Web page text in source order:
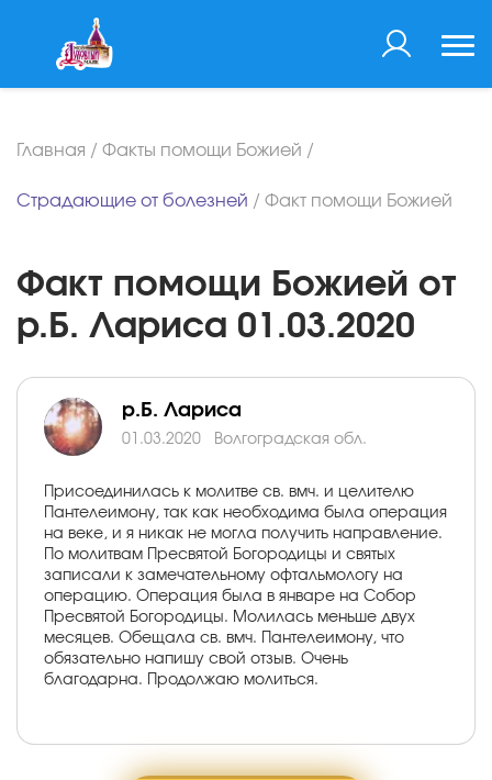
Главная / Факты помощи Божией /
Страдающие от болезней / Факт помощи Божией
Факт помощи Божией от
р.Б. Лариса 01.03.2020
р.Б. Лариса
01.03.2020 Волгоградская обл.
Присоединилась к молитве св. вмч. и целителю
Пантелеимону, так как необходима была операция
на веке, и я никак не могла получить направление.
По молитвам Пресвятой Богородицы и святых
записали к замечательному офтальмологу на
операцию. Операция была в январе на Собор
Пресвятой Богородицы. Молилась меньше двух
месяцев. Обещала св. вмч. Пантелеимону, что
обязательно напишу свой отзыв. Очень
благодарна. Продолжаю молиться.